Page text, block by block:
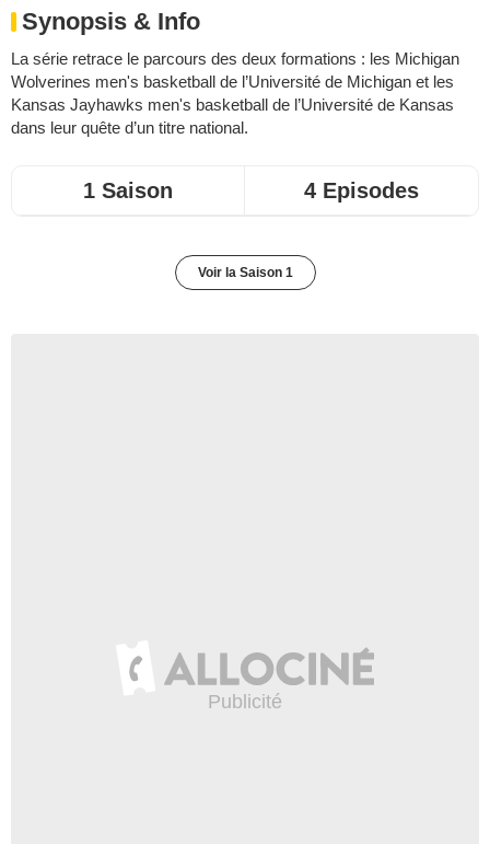
Synopsis & Info
La série retrace le parcours des deux formations : les Michigan
Wolverines men's basketball de l’Université de Michigan et les
Kansas Jayhawks men's basketball de l’Université de Kansas
dans leur quête d’un titre national.
1 Saison 4 Episodes
Voir la Saison 1